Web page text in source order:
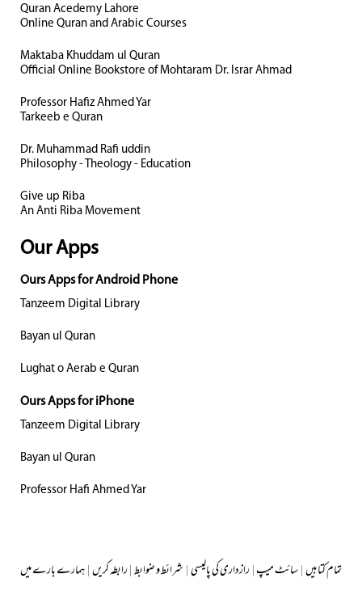
Quran Acedemy Lahore
Online Quran and Arabic Courses
Maktaba Khuddam ul Quran
Official Online Bookstore of Mohtaram Dr. Israr Ahmad
Professor Hafiz Ahmed Yar
Tarkeeb e Quran
Dr. Muhammad Rafi uddin
Philosophy - Theology - Education
Give up Riba
An Anti Riba Movement
Our Apps
Ours Apps for Android Phone
Tanzeem Digital Library
Bayan ul Quran
Lughat o Aerab e Quran
Ours Apps for iPhone
Tanzeem Digital Library
Bayan ul Quran
Professor Hafi Ahmed Yar
ہمارے بارے میں|رابطہ کریں|شرائط و ضوابط|رازداری کی پالیسی|سائٹ میپ|تمام کتابیں